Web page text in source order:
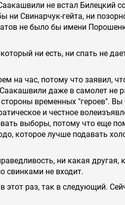
не встал Билецкий
ни Свинарчук-гейта, ни
не было бы имени
ни есть, ни спать не
на час, потому что заявил,
даже в самолет не
временных "героев". Вы
и честное
выборы, потому что еще
которое лучше подавать
ни какая другая,
свинками не входит.
этот раз, так в следующий.